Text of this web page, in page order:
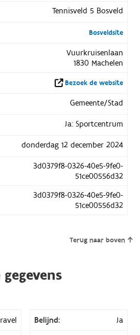
Tennisveld 5 Bosveld
Bosveldsite
Vuurkruisenlaan
1830 Machelen
Bezoek de website
Gemeente/Stad
Ja: Sportcentrum
donderdag 12 december 2024
3d0379f8-0326-40e5-9fe0-
51ce00556d32
3d0379f8-0326-40e5-9fe0-
51ce00556d32
Terug naar boven
Belijnd: Ja